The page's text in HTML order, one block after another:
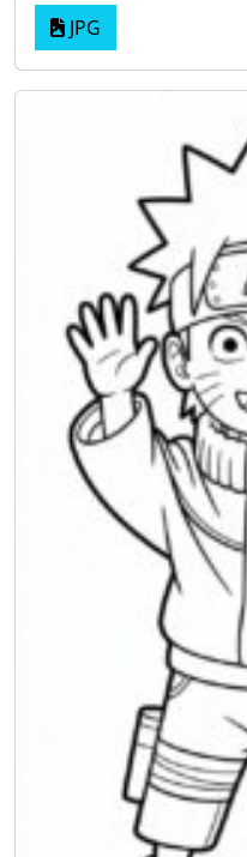
JPG